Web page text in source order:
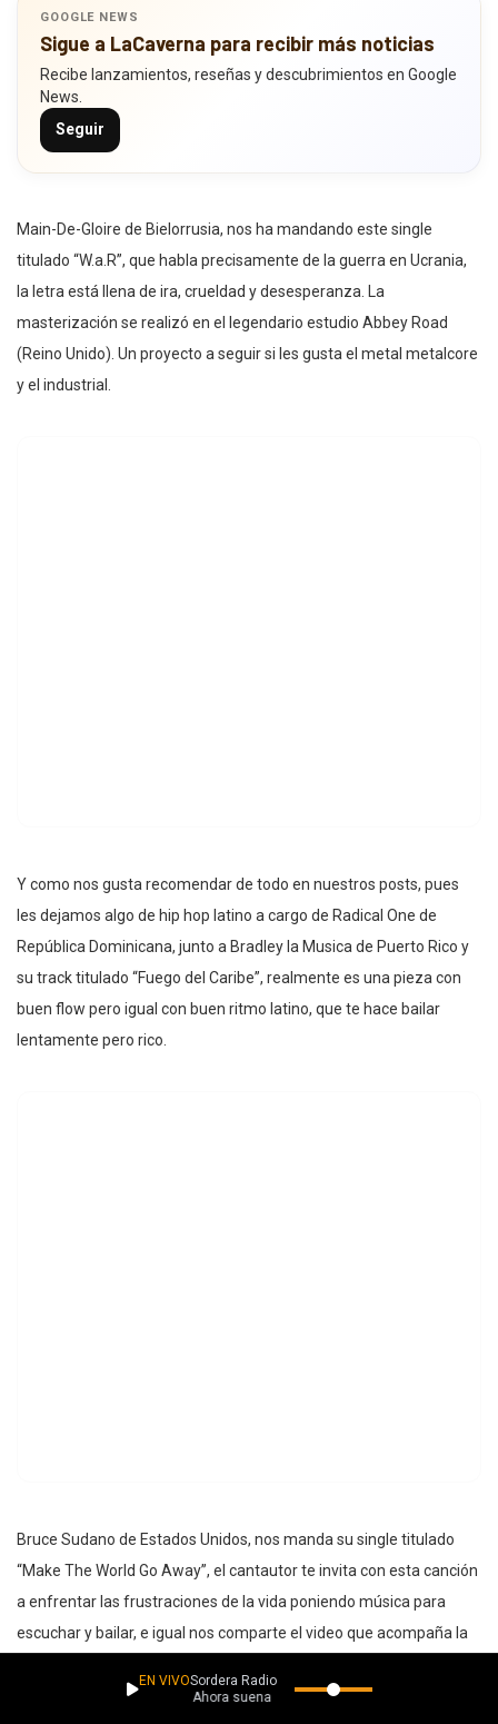
GOOGLE NEWS
Sigue a LaCaverna para recibir más noticias
Recibe lanzamientos, reseñas y descubrimientos en Google
News.
Seguir
Main-De-Gloire de Bielorrusia, nos ha mandando este single
titulado “W.a.R”, que habla precisamente de la guerra en Ucrania,
la letra está llena de ira, crueldad y desesperanza. La
masterización se realizó en el legendario estudio Abbey Road
(Reino Unido). Un proyecto a seguir si les gusta el metal metalcore
y el industrial.
Y como nos gusta recomendar de todo en nuestros posts, pues
les dejamos algo de hip hop latino a cargo de Radical One de
República Dominicana, junto a Bradley la Musica de Puerto Rico y
su track titulado “Fuego del Caribe”, realmente es una pieza con
buen flow pero igual con buen ritmo latino, que te hace bailar
lentamente pero rico.
Bruce Sudano de Estados Unidos, nos manda su single titulado
“Make The World Go Away”, el cantautor te invita con esta canción
a enfrentar las frustraciones de la vida poniendo música para
escuchar y bailar, e igual nos comparte el video que acompaña la
EN VIVOSordera Radio
Ahora suena